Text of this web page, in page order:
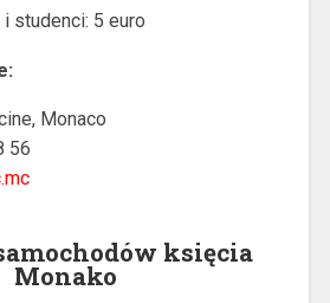
studenci: 5 euro
Monaco
56
księcia
Monako